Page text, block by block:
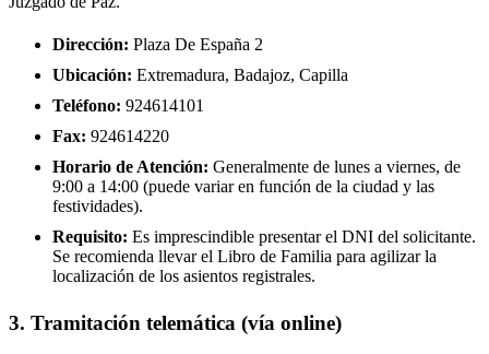
Dirección: Plaza De España 2
Ubicación: Extremadura, Badajoz, Capilla
Teléfono: 924614101
Fax: 924614220
Horario de Atención: Generalmente de lunes a viernes, de
9:00 a 14:00 (puede variar en función de la ciudad y las
festividades).
Requisito: Es imprescindible presentar el DNI del solicitante.
Se recomienda llevar el Libro de Familia para agilizar la
localización de los asientos registrales.
3. Tramitación telemática (vía online)